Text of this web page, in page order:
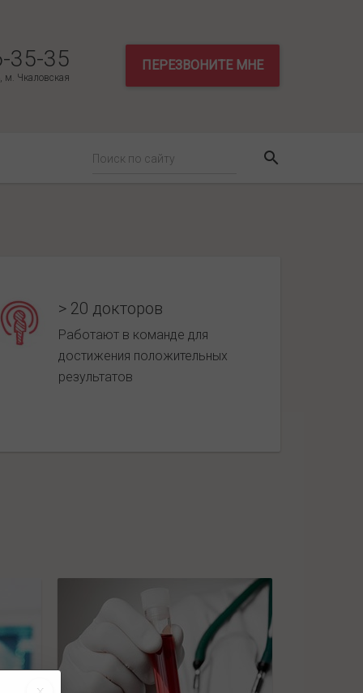
35-35
м. Чкаловская
ПЕРЕЗВОНИТЕ МНЕ
> 20 докторов
Работают в команде для
достижения положительных
результатов